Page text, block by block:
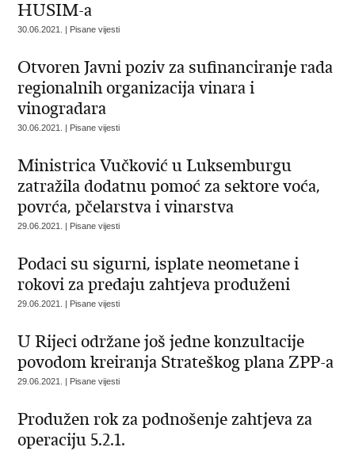
HUSIM-a
30.06.2021. | Pisane vijesti
Otvoren Javni poziv za sufinanciranje rada
regionalnih organizacija vinara i
vinogradara
30.06.2021. | Pisane vijesti
Ministrica Vučković u Luksemburgu
zatražila dodatnu pomoć za sektore voća,
povrća, pčelarstva i vinarstva
29.06.2021. | Pisane vijesti
Podaci su sigurni, isplate neometane i
rokovi za predaju zahtjeva produženi
29.06.2021. | Pisane vijesti
U Rijeci održane još jedne konzultacije
povodom kreiranja Strateškog plana ZPP-a
29.06.2021. | Pisane vijesti
Produžen rok za podnošenje zahtjeva za
operaciju 5.2.1.